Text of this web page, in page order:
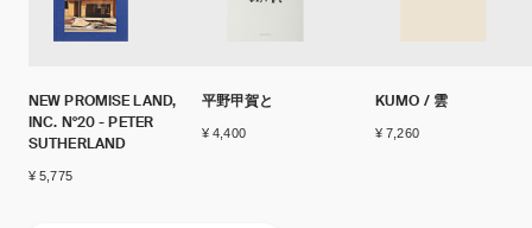
NEW PROMISE LAND,
INC. N°20 - PETER
SUTHERLAND
¥ 5,775
平野甲賀と
¥ 4,400
KUMO / 雲
¥ 7,260